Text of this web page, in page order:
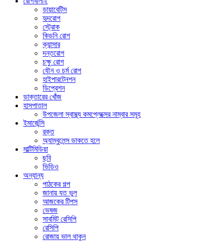
ডায়াবেটিস
হৃদরোগ
স্ট্রোক
কিডনি রোগ
ক্যান্সার
দন্তরোগ
চক্ষু রোগ
যৌন ও চর্ম রোগ
হাইপারটেনশন
ডিপ্রেশন
ডাক্তারের খোঁজ
হাসপাতাল
উপজেলা স্বাস্থ্য কমপ্লেক্সের নাম্বার সমূহ
ইমার্জেন্সি
রক্ত
অ্যাম্বুলেন্স ডাকতে হলে
মাল্টিমিডিয়া
ছবি
ভিডিও
অন্যান্য
পাঠকের গল্প
জানায় যত ভুল
আজকের টিপস
ভেষজ
সাবমিট রেসিপি
রেসিপি
রোজায় ভাল থাকুন